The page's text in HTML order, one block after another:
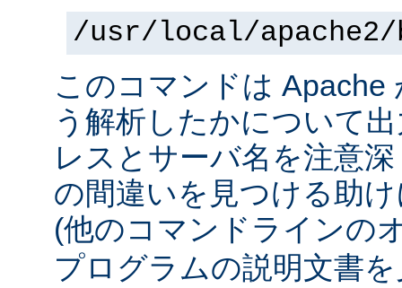
/usr/local/
このコマンドは Apache
う解析したかについて
レスとサーバ名を注意
の間違いを見つける助
(他のコマンドラインの
プログラムの説明文書